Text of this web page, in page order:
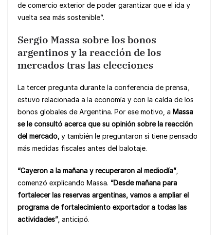
de comercio exterior de poder garantizar que el ida y
vuelta sea más sostenible”.
Sergio Massa sobre los bonos
argentinos y la reacción de los
mercados tras las elecciones
La tercer pregunta durante la conferencia de prensa,
estuvo relacionada a la economía y con la caída de los
bonos globales de Argentina. Por ese motivo, a Massa
se le consultó acerca que su opinión sobre la reacción
del mercado, y también le preguntaron si tiene pensado
más medidas fiscales antes del balotaje.
“Cayeron a la mañana y recuperaron al mediodía”,
comenzó explicando Massa. “Desde mañana para
fortalecer las reservas argentinas, vamos a ampliar el
programa de fortalecimiento exportador a todas las
actividades”, anticipó.